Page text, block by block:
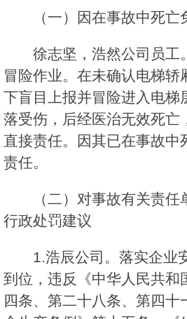
（一）因在事故中死
徐志坚，浩然公司员工
冒险作业。在未确认电梯轿
下盲目上报并冒险进入电梯
落受伤，后经医治无效死亡
直接责任。因其已在事故中
责任。
（二）对事故有关责
行政处罚建议
1.浩辰公司。落实企业
到位，违反《中华人民共和
四条、第二十八条、第四十